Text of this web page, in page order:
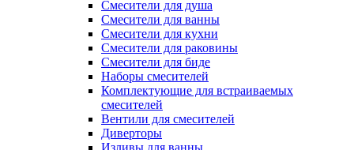
Смесители для душа
Смесители для ванны
Смесители для кухни
Смесители для раковины
Смесители для биде
Наборы смесителей
Комплектующие для встраиваемых
смесителей
Вентили для смесителей
Диверторы
Изливы для ванны